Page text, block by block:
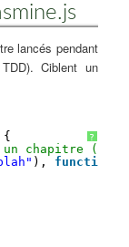
lancés pendant
Ciblent un
?
chapitre
), function